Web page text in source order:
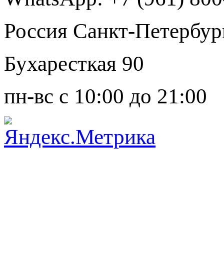
Россия Санкт-
Бухаресткая 90
пн-вс с 10:00 до 21:00
Задать вопрос